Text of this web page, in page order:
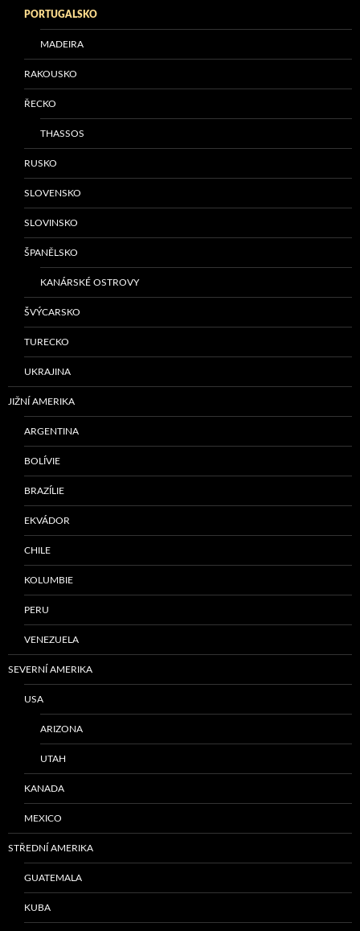
PORTUGALSKO
MADEIRA
RAKOUSKO
ŘECKO
THASSOS
RUSKO
SLOVENSKO
SLOVINSKO
ŠPANĚLSKO
KANÁRSKÉ OSTROVY
ŠVÝCARSKO
TURECKO
UKRAJINA
JIŽNÍ AMERIKA
ARGENTINA
BOLÍVIE
BRAZÍLIE
EKVÁDOR
CHILE
KOLUMBIE
PERU
VENEZUELA
SEVERNÍ AMERIKA
USA
ARIZONA
UTAH
KANADA
MEXICO
STŘEDNÍ AMERIKA
GUATEMALA
KUBA